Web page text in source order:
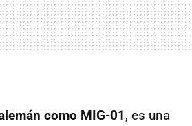
como MIG-01, es una